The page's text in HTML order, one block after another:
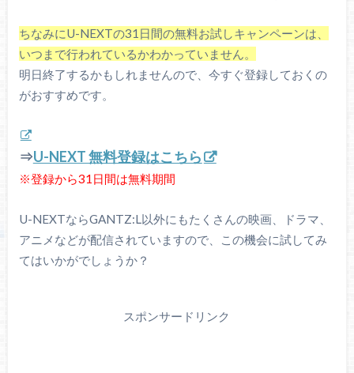
ちなみにU-NEXTの31日間の無料お試しキャンペーンは、
いつまで行われているかわかっていません。
明日終了するかもしれませんので、今すぐ登録しておくの
がおすすめです。
⇒U-NEXT 無料登録はこちら
※登録から31日間は無料期間
U-NEXTならGANTZ:L以外にもたくさんの映画、ドラマ、
アニメなどが配信されていますので、この機会に試してみ
てはいかがでしょうか？
スポンサードリンク